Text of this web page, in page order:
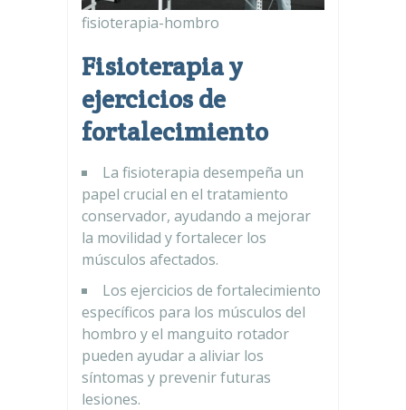
fisioterapia-hombro
Fisioterapia y
ejercicios de
fortalecimiento
La fisioterapia desempeña un
papel crucial en el tratamiento
conservador, ayudando a mejorar
la movilidad y fortalecer los
músculos afectados.
Los ejercicios de fortalecimiento
específicos para los músculos del
hombro y el manguito rotador
pueden ayudar a aliviar los
síntomas y prevenir futuras
lesiones.